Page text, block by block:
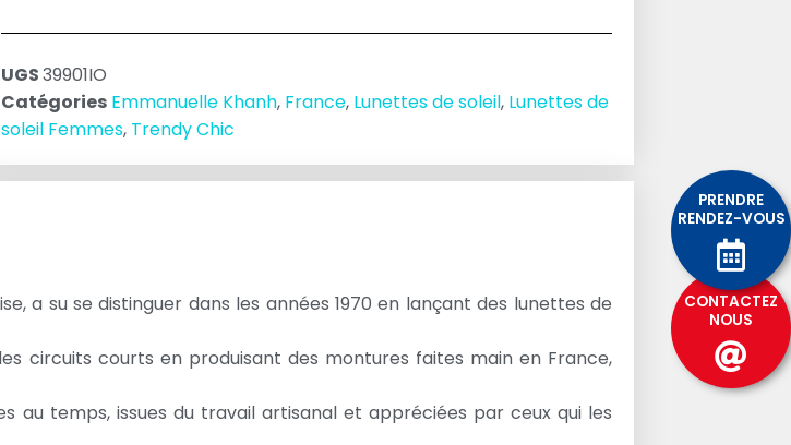
UGS39901IO
Catégories Emmanuelle Khanh, France, Lunettes de soleil, Lunettes de
soleil Femmes, Trendy Chic
a su se distinguer dans les années 1970 en lançant des lunettes de
circuits courts en produisant des montures faites main en France,
temps, issues du travail artisanal et appréciées par ceux qui les
PRENDRE
RENDEZ-VOUS
CONTACTEZ
NOUS